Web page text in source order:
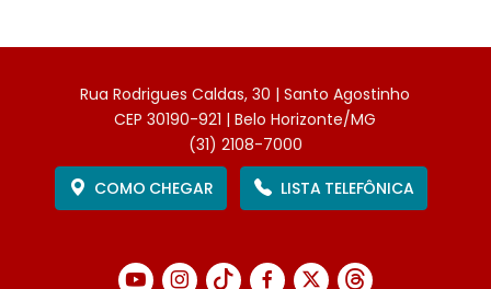
Rua Rodrigues Caldas, 30 | Santo Agostinho
CEP 30190-921 | Belo Horizonte/MG
(31) 2108-7000
COMO CHEGAR
LISTA TELEFÔNICA